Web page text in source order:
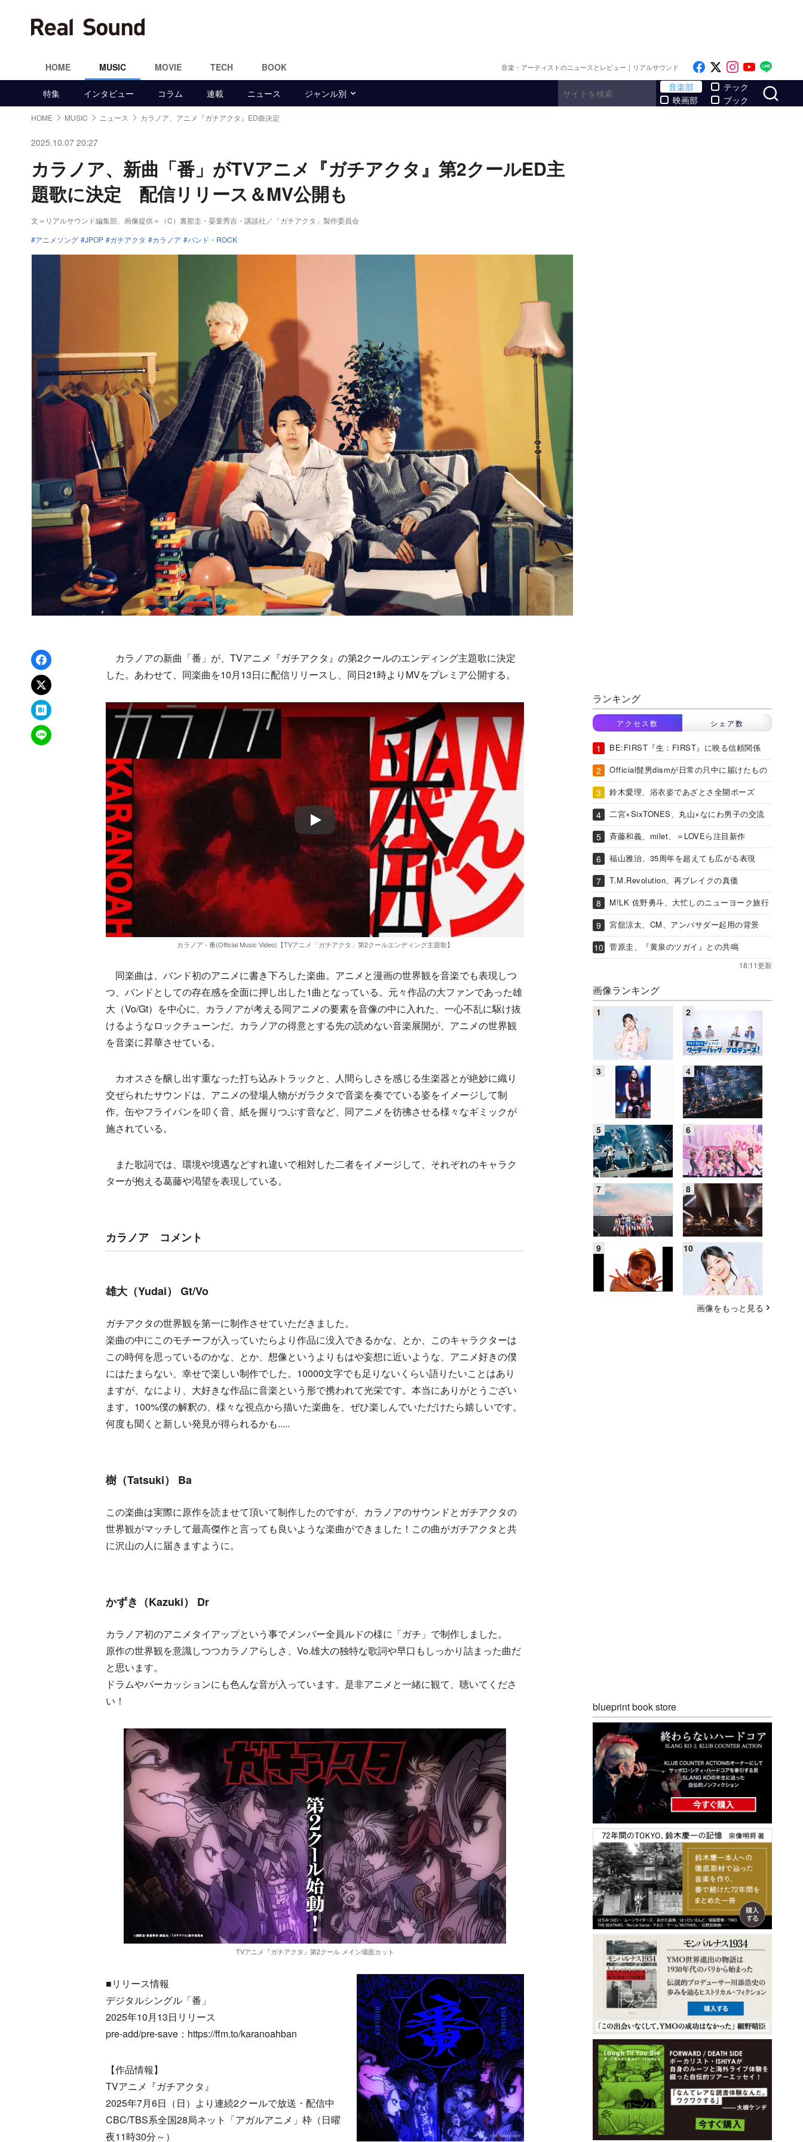
HOME MUSIC MOVIE TECH BOOK 音楽・アーティストのニュースとレビュー｜リアルサウンド Like on Facebook
Follow on x
Follow on
Follow
特集 インタビュー コラム 連載 ニュース ジャンル別
音楽部
映画部
テック
ブック
HOME MUSIC ニュース カラノア、アニメ『ガチアクタ』ED曲決定
2025.10.07 20:27
カラノア、新曲「番」がTVアニメ『ガチアクタ』第2クールED主
題歌に決定 配信リリース＆MV公開も
文＝リアルサウンド編集部、画像提供＝（C）裏那圭・晏童秀吉・講談社／「ガチアクタ」製作委員会
アニメソング
JPOP ガチアクタ カラノア バンド・ROCK
Facebookでシェア
xでポスト
はてなブックマーク
LINEで送る
カラノアの新曲「番」が、TVアニメ『ガチアクタ』の第2クールのエンディング主題歌に決定
した。あわせて、同楽曲を10月13日に配信リリースし、同日21時よりMVをプレミア公開する。
カラノア - 番(Official Music Video)【TVアニメ「ガチアクタ」第2クールエンディング主題歌】
同楽曲は、バンド初のアニメに書き下ろした楽曲。アニメと漫画の世界観を音楽でも表現しつ
つ、バンドとしての存在感を全面に押し出した1曲となっている。元々作品の大ファンであった雄
大（Vo/Gt）を中心に、カラノアが考える同アニメの要素を音像の中に入れた、一心不乱に駆け抜
けるようなロックチューンだ。カラノアの得意とする先の読めない音楽展開が、アニメの世界観
を音楽に昇華させている。
カオスさを醸し出す重なった打ち込みトラックと、人間らしさを感じる生楽器とが絶妙に織り
交ぜられたサウンドは、アニメの登場人物がガラクタで音楽を奏でている姿をイメージして制
作。缶やフライパンを叩く音、紙を握りつぶす音など、同アニメを彷彿させる様々なギミックが
施されている。
また歌詞では、環境や境遇などすれ違いで相対した二者をイメージして、それぞれのキャラク
ターが抱える葛藤や渇望を表現している。
カラノア コメント
雄大（Yudai） Gt/Vo
ガチアクタの世界観を第一に制作させていただきました。
楽曲の中にこのモチーフが入っていたらより作品に没入できるかな、とか、このキャラクターは
この時何を思っているのかな、とか、想像というよりもはや妄想に近いような、アニメ好きの僕
にはたまらない、幸せで楽しい制作でした。10000文字でも足りないくらい語りたいことはあり
ますが、なにより、大好きな作品に音楽という形で携われて光栄です。本当にありがとうござい
ます。100%僕の解釈の、様々な視点から描いた楽曲を、ぜひ楽しんでいただけたら嬉しいです。
何度も聞くと新しい発見が得られるかも.....
樹（Tatsuki） Ba
この楽曲は実際に原作を読ませて頂いて制作したのですが、カラノアのサウンドとガチアクタの
世界観がマッチして最高傑作と言っても良いような楽曲ができました！この曲がガチアクタと共
に沢山の人に届きますように。
かずき（Kazuki） Dr
カラノア初のアニメタイアップという事でメンバー全員ルドの様に「ガチ」で制作しました。
原作の世界観を意識しつつカラノアらしさ、Vo.雄大の独特な歌詞や早口もしっかり詰まった曲だ
と思います。
ドラムやパーカッションにも色んな音が入っています。是非アニメと一緒に観て、聴いてくださ
い！
TVアニメ『ガチアクタ』第2クール メイン場面カット
■リリース情報
デジタルシングル「番」
2025年10月13日リリース
pre-add/pre-save：https://ffm.to/karanoahban
【作品情報】
TVアニメ『ガチアクタ』
2025年7月6日（日）より連続2クールで放送・配信中
CBC/TBS系全国28局ネット「アガルアニメ」枠（日曜
夜11時30分～）
ランキング
アクセス数 シェア数
BE:FIRST『生：FIRST』に映る信頼関係
Official髭男dismが日常の只中に届けたもの
鈴木愛理、浴衣姿であざとさ全開ポーズ
二宮×SixTONES、丸山×なにわ男子の交流
斉藤和義、milet、＝LOVEら注目新作
福山雅治、35周年を超えても広がる表現
T.M.Revolution、再ブレイクの真価
M!LK 佐野勇斗、大忙しのニューヨーク旅行
宮舘涼太、CM、アンバサダー起用の背景
菅原圭、『黄泉のツガイ』との共鳴
18:11更新
画像ランキング
画像をもっと見る
blueprint book store